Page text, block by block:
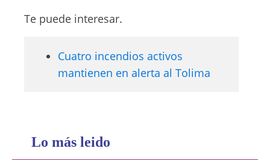
Te puede interesar.
Cuatro incendios activos
mantienen en alerta al Tolima
Lo más leido